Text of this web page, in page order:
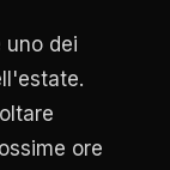
uno dei
ore